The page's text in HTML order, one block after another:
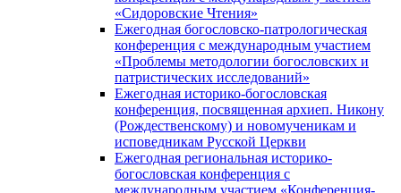
«Сидоровские Чтения»
Ежегодная богословско-патрологическая
конференция с международным участием
«Проблемы методологии богословских и
патристических исследований»
Ежегодная историко-богословская
конференция, посвященная архиеп. Никону
(Рождественскому) и новомученикам и
исповедникам Русской Церкви
Ежегодная региональная историко-
богословская конференция с
международным участием «Конференция-